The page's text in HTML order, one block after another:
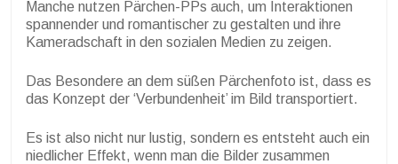
Manche nutzen Pärchen-PPs auch, um Interaktionen
spannender und romantischer zu gestalten und ihre
Kameradschaft in den sozialen Medien zu zeigen.
Das Besondere an dem süßen Pärchenfoto ist, dass es
das Konzept der ‘Verbundenheit’ im Bild transportiert.
Es ist also nicht nur lustig, sondern es entsteht auch ein
niedlicher Effekt, wenn man die Bilder zusammen